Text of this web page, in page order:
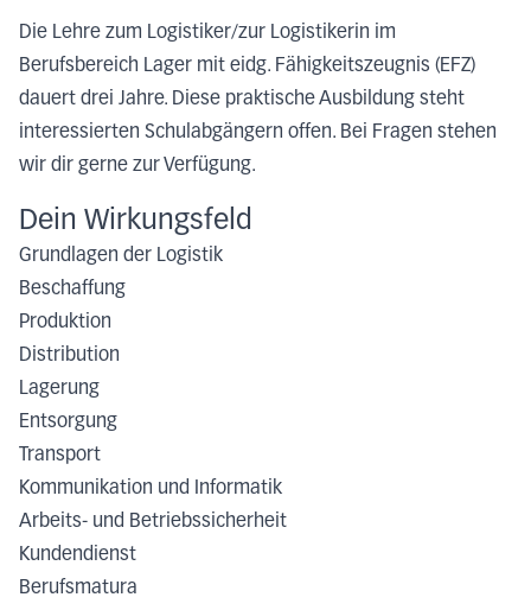
Die Lehre zum Logistiker/zur Logistikerin im
Berufsbereich Lager mit eidg. Fähigkeitszeugnis (EFZ)
dauert drei Jahre. Diese praktische Ausbildung steht
interessierten Schulabgängern offen. Bei Fragen stehen
wir dir gerne zur Verfügung.
Dein Wirkungsfeld
Grundlagen der Logistik
Beschaffung
Produktion
Distribution
Lagerung
Entsorgung
Transport
Kommunikation und Informatik
Arbeits- und Betriebssicherheit
Kundendienst
Berufsmatura